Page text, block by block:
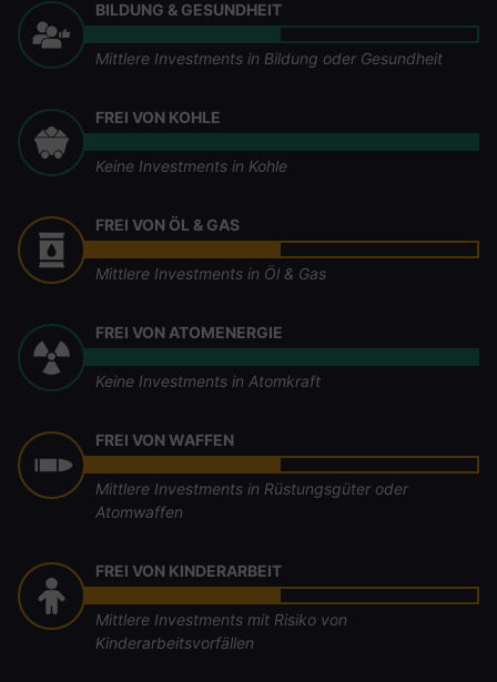
BILDUNG & GESUNDHEIT
Mittlere Investments in Bildung oder Gesundheit
FREI VON KOHLE
Keine Investments in Kohle
FREI VON ÖL & GAS
Mittlere Investments in Öl & Gas
FREI VON ATOMENERGIE
Keine Investments in Atomkraft
FREI VON WAFFEN
Mittlere Investments in Rüstungsgüter oder
Atomwaffen
FREI VON KINDERARBEIT
Mittlere Investments mit Risiko von
Kinderarbeitsvorfällen